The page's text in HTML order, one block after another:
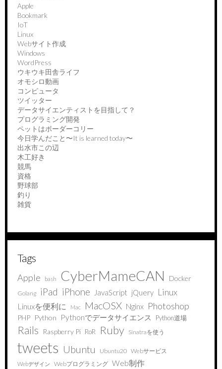
Apple
Bookmark
IoT
Linux
Webサイト作成
Windows
WordPress
ウキウキ田舎ライフ
オモシロ動画
コンピュータ
ツイッター
データサイエンティストを目指して？
プログラミング開発
ペットはボーダーコリー
今日学んだこと〜It is learned today〜
出水市この辺
木工好き
競馬
資格
野球部
釣り
雑貨
Tags
Apple bash CyberMameCAN Docker
Golang iPad iPhone JavaScript jQuery Linux
Linuxを便利に Mac MacOSX Nginx Photoshop
PHP Python Pythonでデータサイエンス Python道場
Rails Raspberry Pi RoR Ruby Sinatraを使う
tweets Ubuntu Ubuntu20 Webサービス
Webデザイン Webプログラミング Web制作